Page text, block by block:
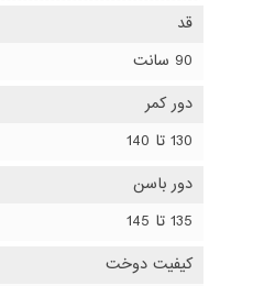
قد
90 سانت
دور کمر
130 تا 140
دور باسن
135 تا 145
کیفیت دوخت